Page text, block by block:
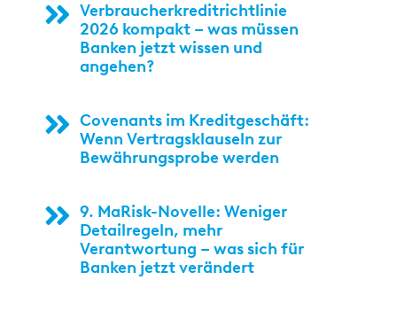
Verbraucherkreditrichtlinie
2026 kompakt – was müssen
Banken jetzt wissen und
angehen?
Covenants im Kreditgeschäft:
Wenn Vertragsklauseln zur
Bewährungsprobe werden
9. MaRisk-Novelle: Weniger
Detailregeln, mehr
Verantwortung – was sich für
Banken jetzt verändert